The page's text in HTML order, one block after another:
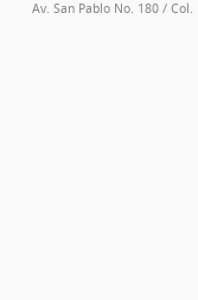
Av. San Pablo No. 180 /